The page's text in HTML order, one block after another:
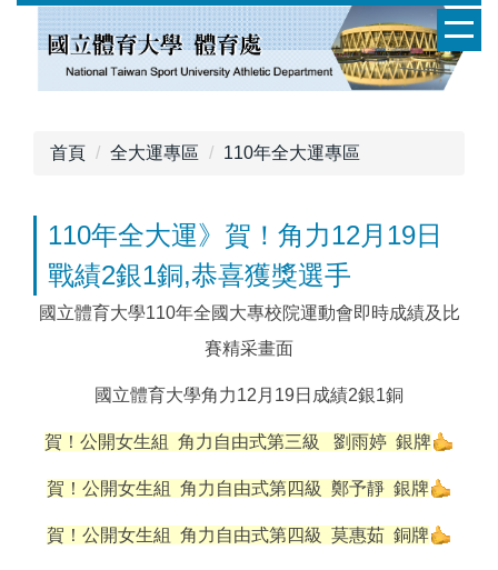
首頁 全大運專區 110年全大運專區
110年全大運》賀！角力12月19日
戰績2銀1銅,恭喜獲獎選手
國立體育大學110年全國大專校院運動會即時成績及比
賽精采畫面
國立體育大學角力12月19日成績2銀1銅
賀！公開女生組 角力自由式第三級 劉雨婷 銀牌
賀！公開女生組 角力自由式第四級 鄭予靜 銀牌
賀！公開女生組 角力自由式第四級 莫惠茹 銅牌